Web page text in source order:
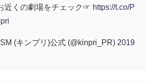
近くの劇場をチェック☞ https://t.co/P
(キンプリ)公式 (@kinpri_PR) 2019